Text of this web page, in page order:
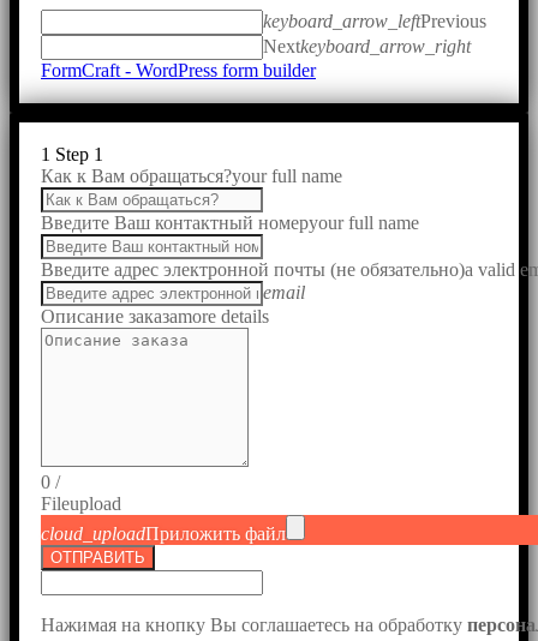
keyboard_arrow_leftPrevious
Nextkeyboard_arrow_right
FormCraft - WordPress form builder
1 Step 1
Как к Вам обращаться?your full name
Введите Ваш контактный номерyour full name
Введите адрес электронной почты (не обязательно)a valid
email
Описание заказаmore details
0 /
Fileupload
cloud_uploadПриложить файл
ОТПРАВИТЬ
Нажимая на кнопку Вы соглашаетесь на обработку